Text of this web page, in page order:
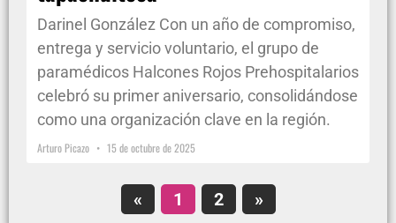
Darinel González Con un año de compromiso,
entrega y servicio voluntario, el grupo de
paramédicos Halcones Rojos Prehospitalarios
celebró su primer aniversario, consolidándose
como una organización clave en la región.
Arturo Picazo 15 de octubre de 2025
« 1 2 »